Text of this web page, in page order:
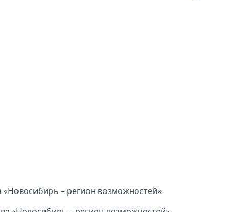
«Новосибирь – регион возможностей»